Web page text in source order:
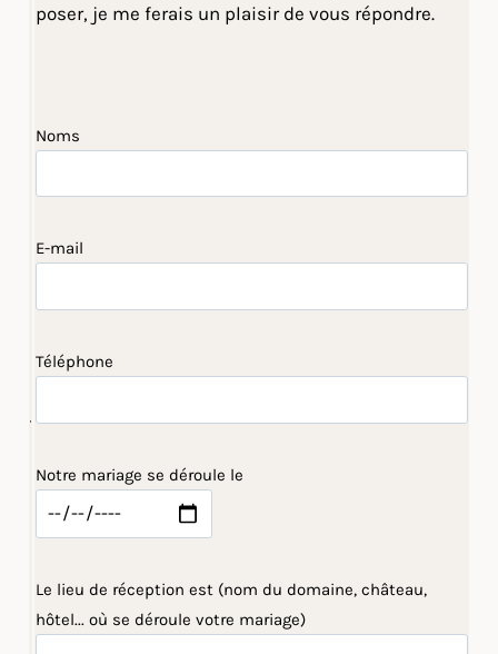
poser, je me ferais un plaisir de vous répondre.
Noms
E-mail
Téléphone
Notre mariage se déroule le
Le lieu de réception est (nom du domaine, château,
hôtel... où se déroule votre mariage)